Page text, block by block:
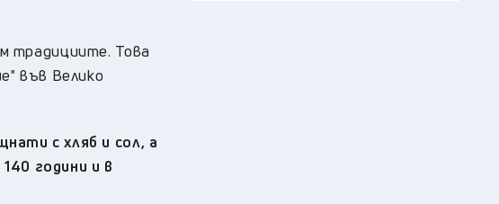
традициите. Това
във Велико
с хляб и сол, а
години и в